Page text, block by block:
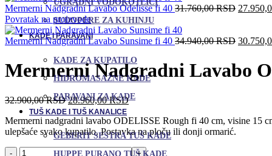
UGRADNI VODOKOTLIĆI
SUDOPERE ZA KUHINJU
KADE I PARAVANI
KADE ZA KUPATILO
HIDROMASAŽNE KADE
PARAVANI ZA KADE
TUŠ KADE I TUŠ KANALICE
GEBERIT SESTRA TUŠ KADE
HUPPE PURANO TUŠ KADE
Mermerni Nadgradni Lavabo Odelisse fi 40 31.760,00RSD
bila:
Povratak na proizvode
Mermerni Nadgradni Lavabo Sunsime fi 40 34.940,00RSD
bila:
Mermerni Nadgradni Lavabo
32.900,00RSDOriginalna
cena
je
bila:
32.900,00 RSD.
28.960,00RSDTrenutna
je:
28.960,00 RSD.
Mermerni nadgradni lavabo ODELISSE Rough fi 40 cm, visine 15
ulepšaće svako kupatilo. Postavka na ploču ili donji ormarić.
Mermerni